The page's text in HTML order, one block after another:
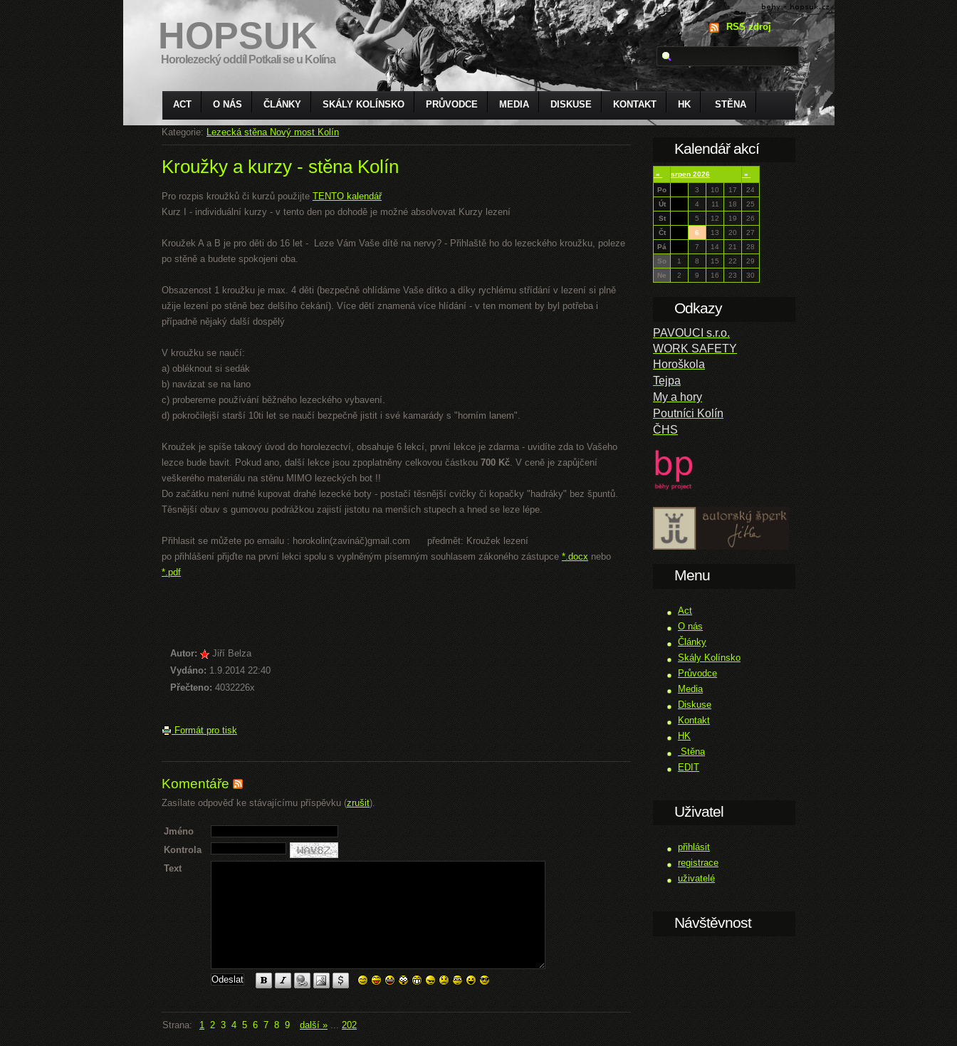
HOPSUK
Horolezecký oddíl Potkali se u Kolína
RSS zdroj
ACT O NÁS ČLÁNKY SKÁLY KOLÍNSKO PRŮVODCE MEDIA DISKUSE KONTAKT HK STĚNA
Kategorie: Lezecká stěna Nový most Kolín
Kroužky a kurzy - stěna Kolín
Pro rozpis kroužků či kurzů použijte TENTO kalendář
Kurz I - individuální kurzy - v tento den po dohodě je možné absolvovat Kurzy lezení
Kroužek A a B je pro děti do 16 let - Leze Vám Vaše dítě na nervy? - Přihlaště ho do lezeckého kroužku, poleze
po stěně a budete spokojeni oba.
Obsazenost 1 kroužku je max. 4 děti (bezpečně ohlídáme Vaše dítko a díky rychlému střídání v lezení si plně
užije lezení po stěně bez delšího čekání). Více dětí znamená více hlídání - v ten moment by byl potřeba i
případně nějaký další dospělý
V kroužku se naučí:
a) obléknout si sedák
b) navázat se na lano
c) probereme používání běžného lezeckého vybavení.
d) pokročilejší starší 10ti let se naučí bezpečně jistit i své kamarády s "horním lanem".
Kroužek je spíše takový úvod do horolezectví, obsahuje 6 lekcí, první lekce je zdarma - uvidíte zda to Vašeho
lezce bude bavit. Pokud ano, další lekce jsou zpoplatněny celkovou částkou 700 Kč. V ceně je zapůjčení
veškerého materiálu na stěnu MIMO lezeckých bot !!
Do začátku není nutné kupovat drahé lezecké boty - postačí těsnější cvičky či kopačky "hadráky" bez špuntů.
Těsnější obuv s gumovou podrážkou zajistí jistotu na menších stupech a hned se leze lépe.
Přihlasit se můžete po emailu : horokolin(zavináč)gmail.com předmět: Kroužek lezení
po přihlášení přijďte na první lekci spolu s vyplněným písemným souhlasem zákoného zástupce *.docx nebo
*.pdf
Autor:
Jiří Belza
Vydáno: 1.9.2014 22:40
Přečteno: 4032226x
Formát pro tisk
Komentáře
Zasílate odpověď ke stávajícímu příspěvku (zrušit).
Jméno
Kontrola
Text
Strana: 1 2 3 4 5 6 7 8 9 další » ... 202
Kalendář akcí
« srpen 2026
»
Po
3 10 17
24
Út
4 11 18
25
St
5 12 19
26
Čt
6 13 20
27
Pá
7 14 21
28
So
1 8 15 22
29
Ne
2 9 16 23 30
Odkazy
PAVOUCI s.r.o.
WORK SAFETY
Horoškola
Tejpa
My a hory
Poutníci Kolín
ČHS
Menu
Act
O nás
Články
Skály Kolínsko
Průvodce
Media
Diskuse
Kontakt
HK
Stěna
EDIT
Uživatel
přihlásit
registrace
uživatelé
Návštěvnost